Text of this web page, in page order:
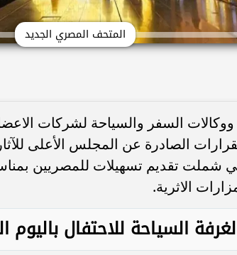
المتحف المصري الجديد
شملت تقديم تسهيلات للمصريين
الاثرية.
السياحة للاحتفال